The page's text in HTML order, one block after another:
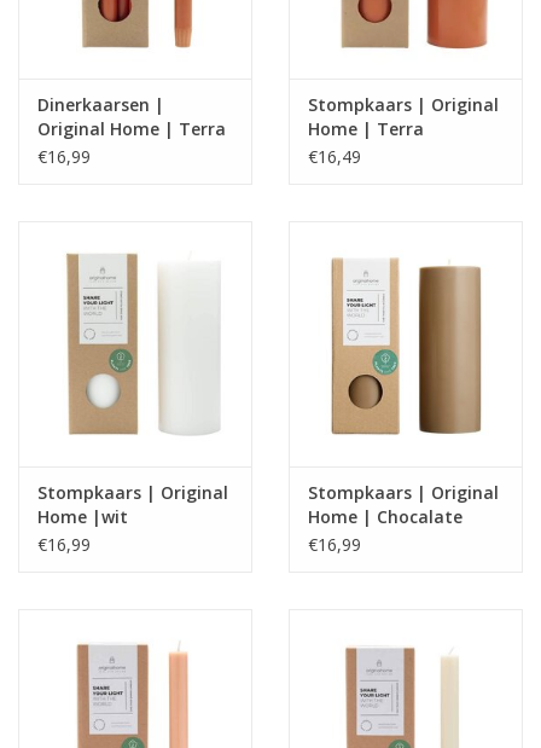
Merken
Dinerkaarsen |
Original Home | Terra
€16,99
Stompkaars | Original
Home | Terra
€16,49
Stompkaars | Original
Home |wit
€16,99
Stompkaars | Original
Home | Chocalate
€16,99